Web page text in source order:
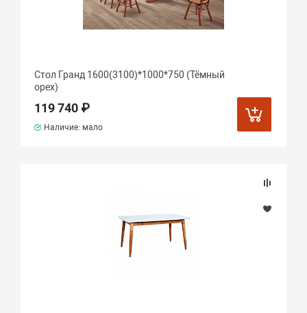
Стол Гранд 1600(3100)*1000*750 (Тёмный
орех)
119 740 ₽
Наличие: мало